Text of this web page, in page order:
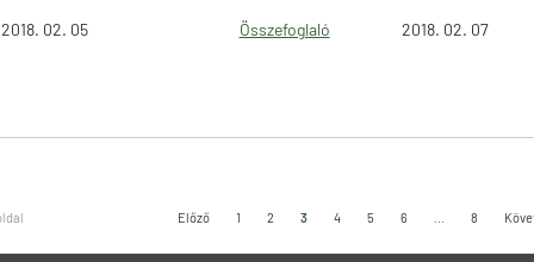
2018. 02. 05 Összefoglaló 2018. 02. 07
Előző 1 2 3 4 5 6 8